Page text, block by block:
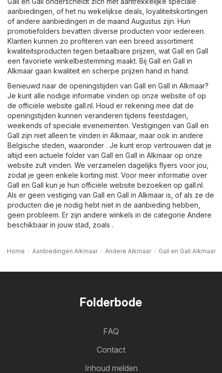
aanbiedingen, of het nu wekelijkse deals, loyaliteitskortingen
of andere aanbiedingen in de maand Augustus zijn. Hun
promotiefolders bevatten diverse producten voor iedereen.
Klanten kunnen zo profiteren van een breed assortiment
kwaliteitsproducten tegen betaalbare prijzen, wat Gall en Gall
een favoriete winkelbestemming maakt. Bij Gall en Gall in
Alkmaar gaan kwaliteit en scherpe prijzen hand in hand.
Benieuwd naar de openingstijden van Gall en Gall in Alkmaar?
Je kunt alle nodige informatie vinden op onze website of op
de officiële website gall.nl. Houd er rekening mee dat de
openingstijden kunnen veranderen tijdens feestdagen,
weekends of speciale evenementen. Vestigingen van Gall en
Gall zijn niet alleen te vinden in Alkmaar, maar ook in andere
Belgische steden, waaronder . Je kunt erop vertrouwen dat je
altijd een actuele folder van Gall en Gall in Alkmaar op onze
website zult vinden. We verzamelen dagelijks flyers voor jou,
zodat je geen enkele korting mist. Voor meer informatie over
Gall en Gall kun je hun officiële website bezoeken op gall.nl.
Als er geen vestiging van Gall en Gall in Alkmaar is, of als ze de
producten die je nodig hebt niet in de aanbieding hebben,
geen probleem. Er zijn andere winkels in de categorie Andere
beschikbaar in jouw stad, zoals .
Home Aanbiedingen Alkmaar Andere Alkmaar Gall en Gall Alkmaar
Folderbode
FAQ
Contact
Inhoud melden